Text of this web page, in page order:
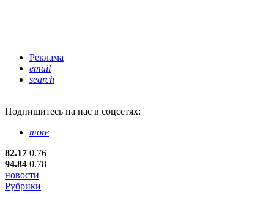
Реклама
email
search
Подпишитесь на нас в соцсетях:
more
82.17 0.76
94.84 0.78
новости
Рубрики